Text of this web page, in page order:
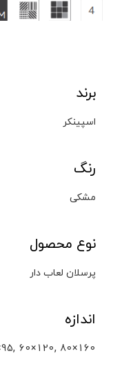
برند
اسپینکر
رنگ
مشکی
نوع محصول
پرسلان لعاب دار
اندازه
, 60×120, 80×160